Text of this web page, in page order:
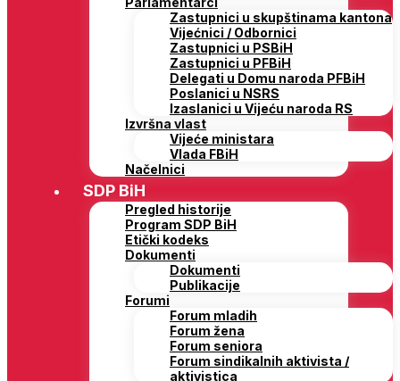
Zastupnici u skupštinama kantona
Vijećnici / Odbornici
Zastupnici u PSBiH
Zastupnici u PFBiH
Delegati u Domu naroda PFBiH
Poslanici u NSRS
Izaslanici u Vijeću naroda RS
Izvršna vlast
Vijeće ministara
Vlada FBiH
Načelnici
SDP BiH
Pregled historije
Program SDP BiH
Etički kodeks
Dokumenti
Dokumenti
Publikacije
Forumi
Forum mladih
Forum žena
Forum seniora
Forum sindikalnih aktivista /
aktivistica